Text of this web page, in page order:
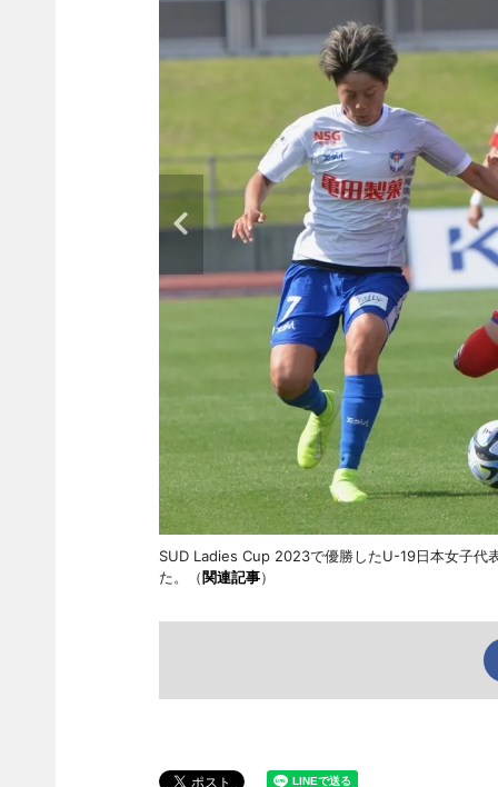
SUD Ladies Cup 2023で優勝したU-19日本女子代
た。（関連記事）